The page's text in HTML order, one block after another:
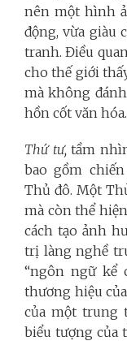
nên một hình
động, vừa giàu
tranh. Điều
cho thế giới
mà không
hồn cốt văn hóa.
Thứ tư, tầm
bao gồm
Thủ đô. Một
mà còn thể
cách tạo ảnh
trị làng nghề
“ngôn ngữ kể
thương hiệu
của một trung
biểu tượng của